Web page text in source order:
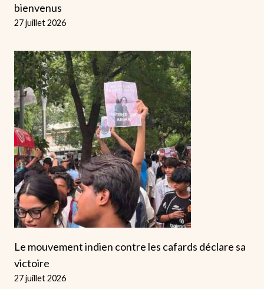
bienvenus
27 juillet 2026
Le mouvement indien contre les cafards déclare sa
victoire
27 juillet 2026